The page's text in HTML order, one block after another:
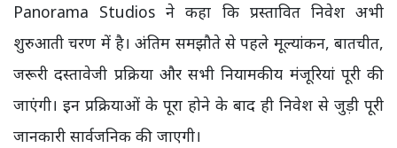
Panorama Studios ने कहा कि प्रस्तावित निवेश अभी
शुरुआती चरण में है। अंतिम समझौते से पहले मूल्यांकन, बातचीत,
जरूरी दस्तावेजी प्रक्रिया और सभी नियामकीय मंजूरियां पूरी की
जाएंगी। इन प्रक्रियाओं के पूरा होने के बाद ही निवेश से जुड़ी पूरी
जानकारी सार्वजनिक की जाएगी।